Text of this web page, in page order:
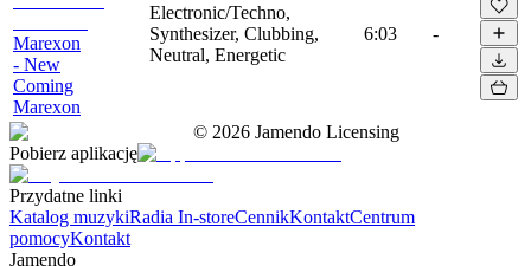
Marexon
- New
Coming
Marexon
Electronic/Techno,
Synthesizer, Clubbing,
Neutral, Energetic
6:03 -
© 2026 Jamendo Licensing
Pobierz aplikację
Przydatne linki
Katalog muzykiRadia In-storeCennikKontaktCentrum
pomocyKontakt
Jamendo